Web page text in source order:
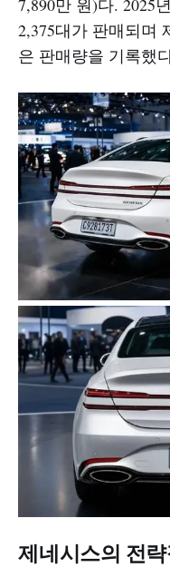
7,890만 원)다. 2025
2,375대가 판매되며
은 판매량을 기록했
제네시스의 전